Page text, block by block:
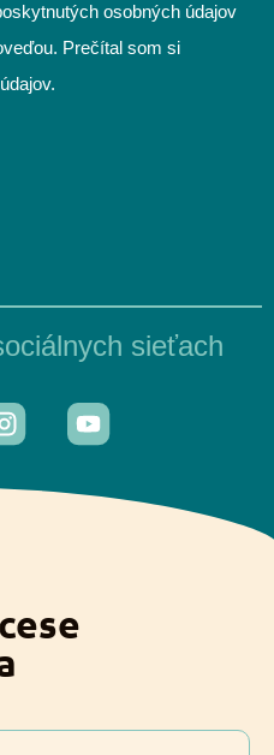
osobných údajov
Prečítal som si
sieťach